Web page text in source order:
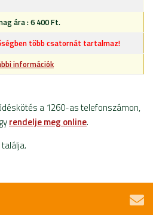
ára : 6 400 Ft.
több csatornát tartalmaz!
információk
a 1260-as telefonszámon,
rendelje meg online.
találja.